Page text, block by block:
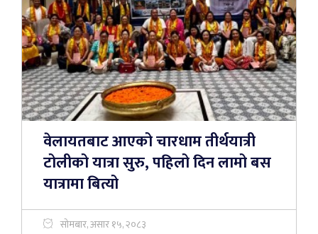
वेलायतबाट आएको चारधाम तीर्थयात्री
टोलीको यात्रा सुरु, पहिलो दिन लामो बस
यात्रामा बित्यो
सोमबार, असार १५, २०८३